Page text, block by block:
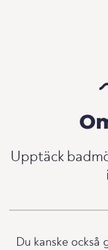
Upptäck
Du kanske också